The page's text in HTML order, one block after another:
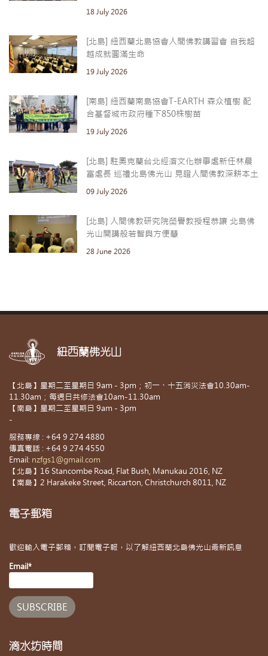
18 July 2026
[北島] 紐西蘭北島協會人間佛教講習會 自我超
越成就圓滿生命
19 July 2026
[南島] 紐西蘭南島協會T-EARTH 森众植樹 配
合基督城市政府種下850株樹苗
19 July 2026
[北島] 駐奧克蘭台北經濟文化辦事處新任林晨
富處長 巡禮北島佛光山 見證人間佛教深耕本土
09 July 2026
[北島] 人間佛教研究院榮譽教授程恭讓 北島佛
光山開講般若智與方便慧
28 June 2026
紐西蘭佛光山
【北島】星期二至星期日 9am - 3pm；初一、十五消災法會10.30am-
11.30am；每週日共修法會10am-11.30am
【南島】星期二至星期日 9am - 3pm
-
服務專線 : +64 9 274 4880
傳真電話 : +64 9 274 4550
Email: nzfgs1@gmail.com
【北島】16 Stancombe Road, Flat Bush, Manukau 2016, NZ
【南島】2 Harakeke Street, Riccarton, Christchurch 8011, NZ
電子郵箱
歡迎輸入電子郵箱，訂閱電子報，以了解紐西蘭北島佛光山最新訊息
Email*
滴水坊時間